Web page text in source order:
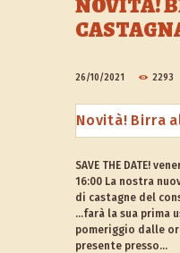
26/10/2021 2293
SAVE THE DATE!
16:00 La nostra
di castagne del
...farà la sua prima
pomeriggio dalle
presente presso...